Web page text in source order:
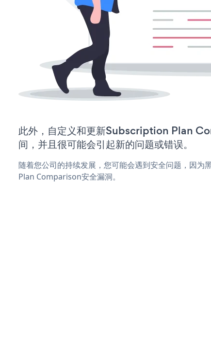
此外，自定义和更新Subscription Plan
间，并且很可能会引起新的问题或错误。
随着您公司的持续发展，您可能会遇到安全问题，因
Plan Comparison安全漏洞。